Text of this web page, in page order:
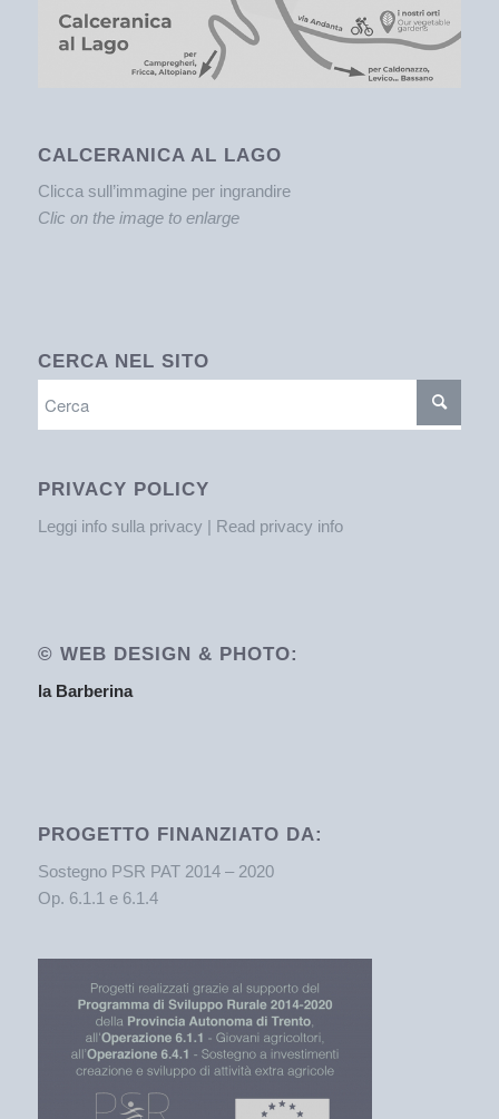
CALCERANICA AL LAGO
Clicca sull’immagine per ingrandire
Clic on the image to enlarge
CERCA NEL SITO
PRIVACY POLICY
Leggi info sulla privacy | Read privacy info
© WEB DESIGN & PHOTO:
la Barberina
PROGETTO FINANZIATO DA:
Sostegno PSR PAT 2014 – 2020
Op. 6.1.1 e 6.1.4